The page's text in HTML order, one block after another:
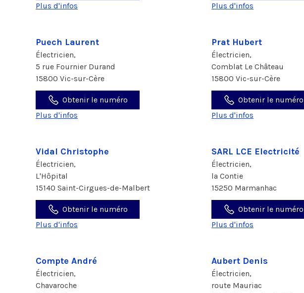
Plus d'infos
Plus d'infos
Puech Laurent
Électricien,
5 rue Fournier Durand
15800 Vic-sur-Cère
Obtenir le numéro
Plus d'infos
Prat Hubert
Électricien,
Comblat Le Château
15800 Vic-sur-Cère
Obtenir le numéro
Plus d'infos
Vidal Christophe
Électricien,
L'Hôpital
15140 Saint-Cirgues-de-Malbert
Obtenir le numéro
Plus d'infos
SARL LCE Electricité
Électricien,
la Contie
15250 Marmanhac
Obtenir le numéro
Plus d'infos
Compte André
Électricien,
Chavaroche
Aubert Denis
Électricien,
route Mauriac